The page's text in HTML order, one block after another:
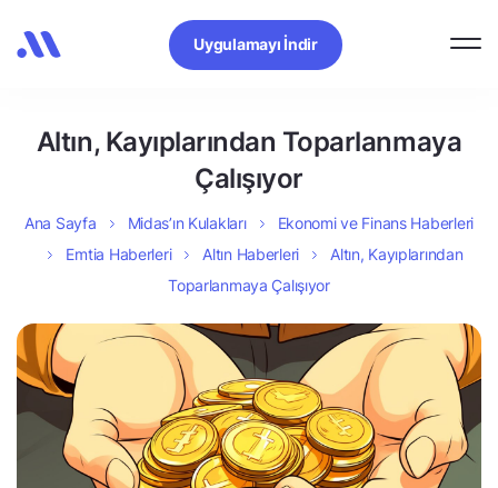
Uygulamayı İndir
Altın, Kayıplarından Toparlanmaya
Çalışıyor
Ana Sayfa Midas’ın Kulakları
Ekonomi ve Finans Haberleri
Emtia Haberleri
Altın Haberleri
Altın, Kayıplarından
Toparlanmaya Çalışıyor